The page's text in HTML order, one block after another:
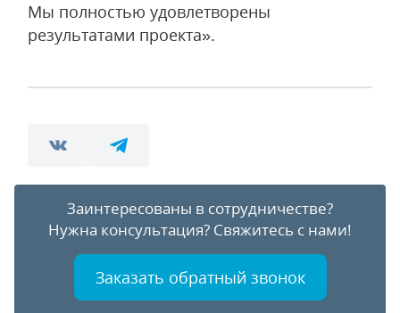
Мы полностью удовлетворены
результатами проекта».
Заинтересованы в сотрудничестве?
Нужна консультация? Свяжитесь с нами!
Заказать обратный звонок